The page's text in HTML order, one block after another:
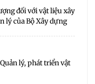
đối với vật liệu xây
lý của Bộ Xây dựng
lý, phát triển vật